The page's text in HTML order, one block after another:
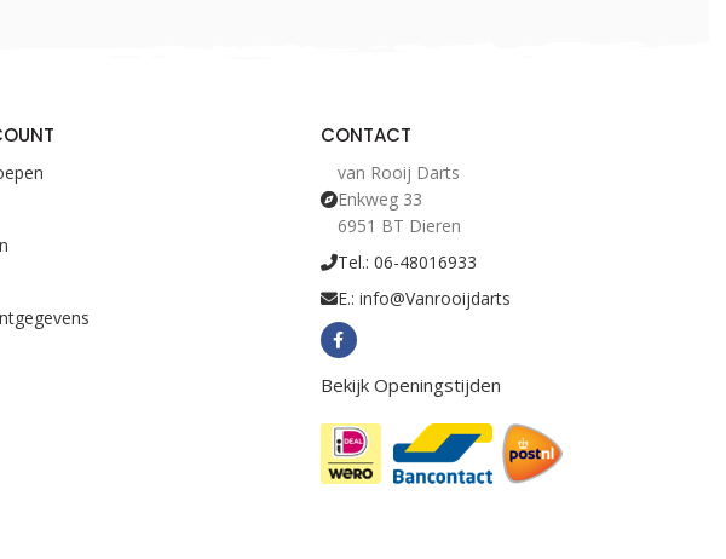
CONTACT
van Rooij Darts
Enkweg 33
6951 BT Dieren
Tel.: 06-48016933
E.: info@Vanrooijdarts
Bekijk Openingstijden